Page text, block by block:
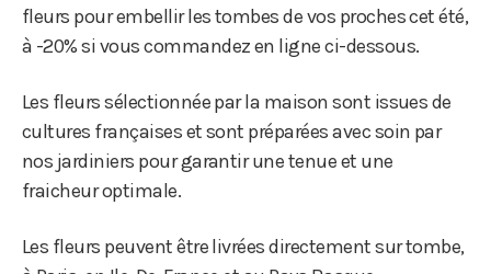
fleurs pour embellir les tombes de vos proches cet été,
à -20% si vous commandez en ligne ci-dessous.
Les fleurs sélectionnée par la maison sont issues de
cultures françaises et sont préparées avec soin par
nos jardiniers pour garantir une tenue et une
fraicheur optimale.
Les fleurs peuvent être livrées directement sur tombe,